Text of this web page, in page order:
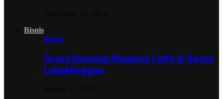
Bisnis
Bisnis
Grand Opening Madame Caffe & Resto
Lubuklinggau